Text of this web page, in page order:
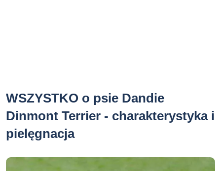
WSZYSTKO o psie Dandie
Dinmont Terrier - charakterystyka i
pielęgnacja